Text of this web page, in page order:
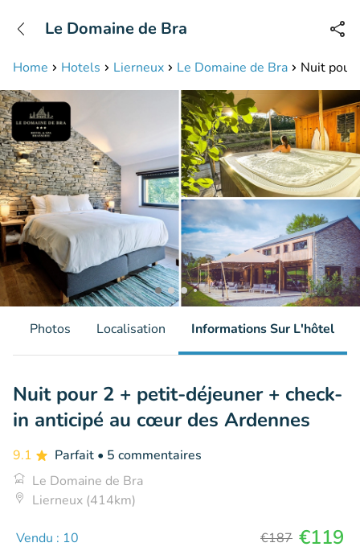
Disponible jusqu'à 23:00 heures
Home Hotels Lierneux Le Domaine de Bra Nuit pour
Le Domaine de Bra
Photos Localisation Informations Sur L'hôtel
Nuit pour 2 + petit-déjeuner + check-
in anticipé au cœur des Ardennes
9.1 Parfait • 5 commentaires
Le Domaine de Bra
Lierneux (414km)
Vendu : 10 €187 €119